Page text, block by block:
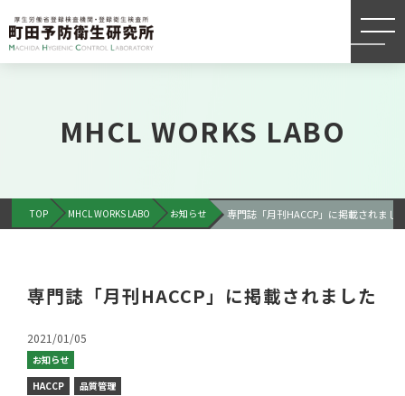
MHCL WORKS LABO
TOP MHCL WORKS LABO お知らせ 専門誌「月刊HACCP」に掲載されまし
専門誌「月刊HACCP」に掲載されました
2021/01/05
お知らせ
HACCP
品質管理